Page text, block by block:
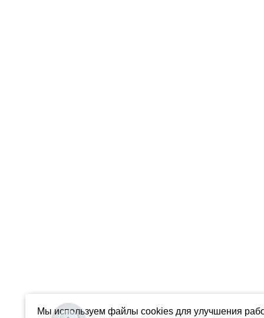
Мы используем файлы cookies для улучшения